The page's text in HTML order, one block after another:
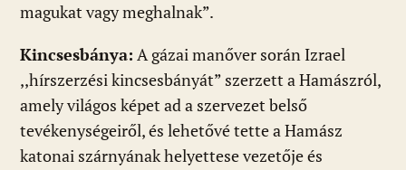
magukat vagy meghalnak”.
Kincsesbánya: A gázai manőver során Izrael
,,hírszerzési kincsesbányát” szerzett a Hamászról,
amely világos képet ad a szervezet belső
tevékenységeiről, és lehetővé tette a Hamász
katonai szárnyának helyettese vezetője és